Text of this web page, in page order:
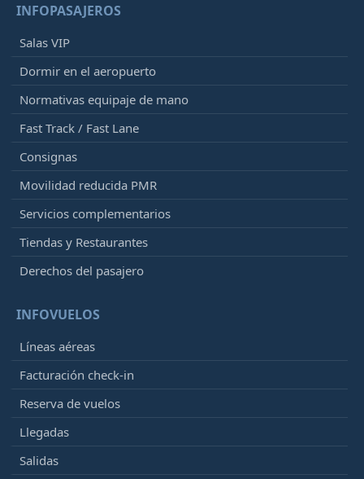
INFOPASAJEROS
Salas VIP
Dormir en el aeropuerto
Normativas equipaje de mano
Fast Track / Fast Lane
Consignas
Movilidad reducida PMR
Servicios complementarios
Tiendas y Restaurantes
Derechos del pasajero
INFOVUELOS
Líneas aéreas
Facturación check-in
Reserva de vuelos
Llegadas
Salidas